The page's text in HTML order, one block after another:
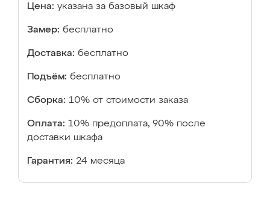
Цена: указана за базовый шкаф
Замер: бесплатно
Доставка: бесплатно
Подъём: бесплатно
Сборка: 10% от стоимости заказа
Оплата: 10% предоплата, 90% после
доставки шкафа
Гарантия: 24 месяца